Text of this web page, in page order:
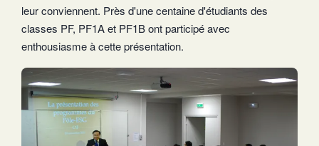
leur conviennent. Près d'une centaine d'étudiants des
classes PF, PF1A et PF1B ont participé avec
enthousiasme à cette présentation.